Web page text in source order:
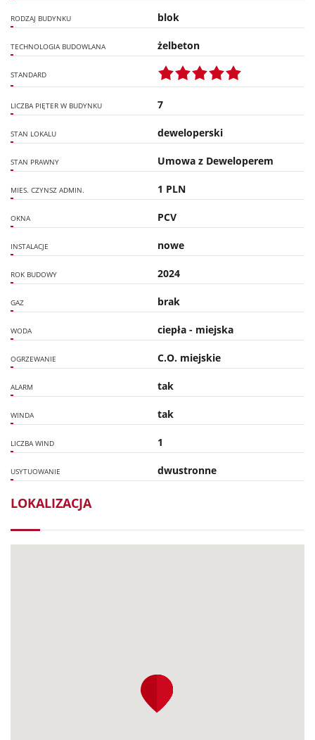
RODZAJ BUDYNKU blok
TECHNOLOGIA BUDOWLANA żelbeton
STANDARD
LICZBA PIĘTER W BUDYNKU 7
STAN LOKALU deweloperski
STAN PRAWNY Umowa z Deweloperem
MIES. CZYNSZ ADMIN. 1 PLN
OKNA PCV
INSTALACJE nowe
ROK BUDOWY 2024
GAZ brak
WODA ciepła - miejska
OGRZEWANIE C.O. miejskie
ALARM tak
WINDA tak
LICZBA WIND 1
USYTUOWANIE dwustronne
LOKALIZACJA